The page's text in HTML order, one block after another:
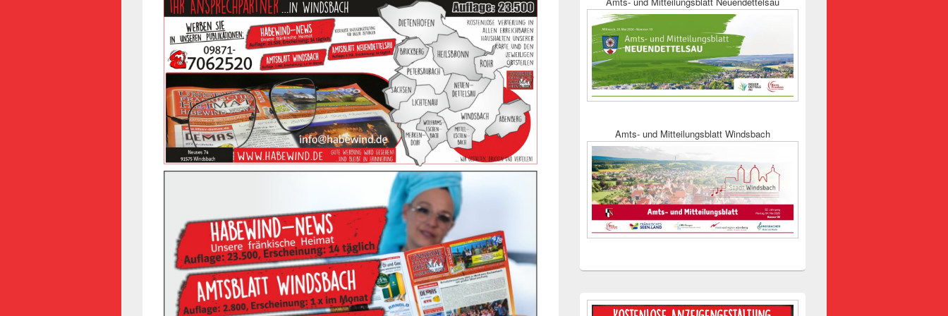
Amts- und Mitteilungsblatt Windsbach